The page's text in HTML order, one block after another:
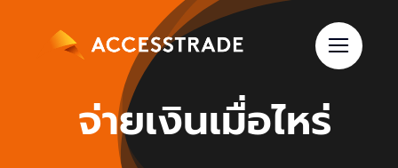
จ่ายเงินเมื่อไหร่